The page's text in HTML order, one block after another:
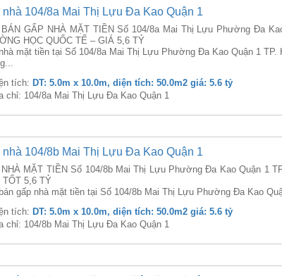
nhà 104/8a Mai Thị Lựu Đa Kao Quận 1
BÁN GẤP NHÀ MẶT TIỀN Số 104/8a Mai Thị Lựu Phường Đa
HỌC QUỐC TẾ – GIÁ 5,6 TỶ
mặt tiền tại Số 104/8a Mai Thị Lựu Phường Đa Kao Quận 1 TP.
tích: DT: 5.0m x 10.0m, diện tích: 50.0m2 giá: 5.6 tỷ
chỉ: 104/8a Mai Thị Lựu Đa Kao Quận 1
nhà 104/8b Mai Thị Lựu Đa Kao Quận 1
NHÀ MẶT TIỀN Số 104/8b Mai Thị Lựu Phường Đa Kao Quận 1
TỐT 5,6 TỶ
gấp nhà mặt tiền tại Số 104/8b Mai Thị Lựu Phường Đa Kao
tích: DT: 5.0m x 10.0m, diện tích: 50.0m2 giá: 5.6 tỷ
chỉ: 104/8b Mai Thị Lựu Đa Kao Quận 1